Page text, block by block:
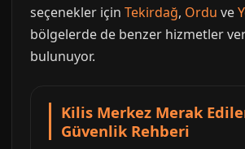
seçenekler için Tekirdağ, Ordu ve
bölgelerde de benzer hizmetler
bulunuyor.
Kilis Merkez Merak
Güvenlik Rehberi